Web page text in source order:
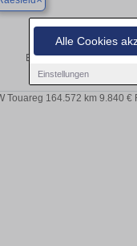
Alle Cookies
Einstellungen
Entdecken Sie in